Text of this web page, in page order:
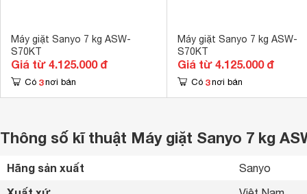
Máy giặt Sanyo 7 kg ASW-
S70KT
Giá từ 4.125.000 đ
Có 3 nơi bán
Máy giặt Sanyo 7 kg ASW-
S70KT
Giá từ 4.125.000 đ
Có 3 nơi bán
Thông số kĩ thuật Máy giặt Sanyo 7 kg
Hãng sản xuất Sanyo